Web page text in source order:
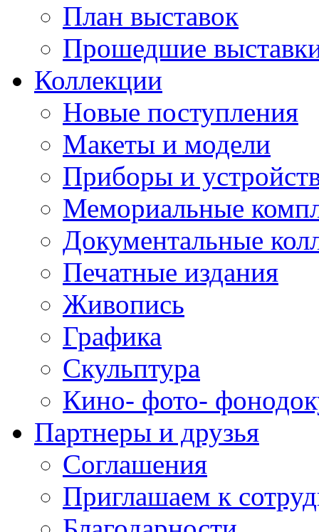
План выставок
Прошедшие
Коллекции
Новые поступления
Макеты и модели
Приборы и
Мемориальные
Документальные
Печатные издания
Живопись
Графика
Скульптура
Кино- фото-
Партнеры и друзья
Соглашения
Приглашаем к